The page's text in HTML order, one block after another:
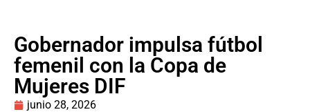
Gobernador impulsa fútbol
femenil con la Copa de
Mujeres DIF
junio 28, 2026